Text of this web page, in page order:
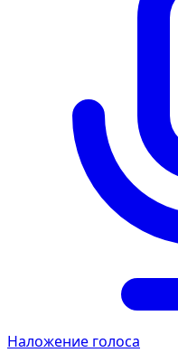
Наложение голоса